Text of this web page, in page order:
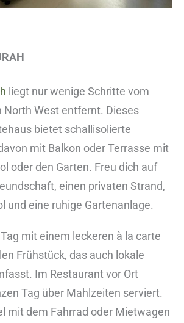
liegt nur wenige Schritte vom
North West entfernt. Dieses
bietet schallisolierte
mit Balkon oder Terrasse mit
oder den Garten. Freu dich auf
einen privaten Strand,
und eine ruhige Gartenanlage.
mit einem leckeren à la carte
Frühstück, das auch lokale
Im Restaurant vor Ort
Tag über Mahlzeiten serviert.
mit dem Fahrrad oder Mietwagen